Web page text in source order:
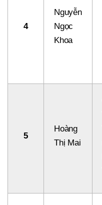
4
Nguyễn
Ngọc
Khoa
5
Hoàng
Thị Mai